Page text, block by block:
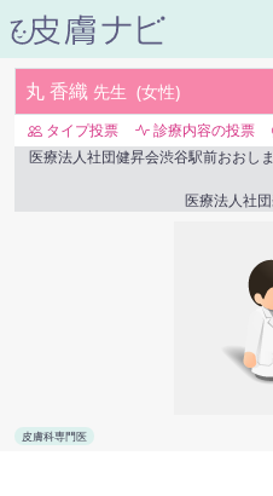
丸 香織 先生 女性
タイプ投票 診療内容の投票
医療法人社団健昇会渋谷駅前おおし
医療法人社
皮膚科専門医